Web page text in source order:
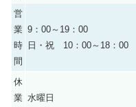
営
業
時
間
9：00～19：00
日・祝 10：00～18：00
休
業 水曜日